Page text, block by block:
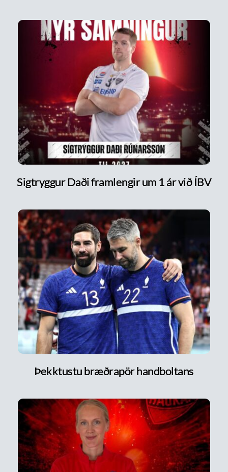
Sigtryggur Daði framlengir um 1 ár við ÍBV
Þekktustu bræðrapör handboltans